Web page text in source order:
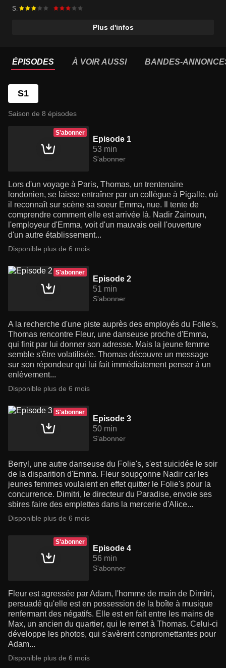
S.
Plus d'infos
ÉPISODES À VOIR AUSSI BANDES-
S1
Saison de 8 épisodes
S'abonner
Episode 1
53 min
S'abonner
Lors d'un voyage à Paris, Thomas, un trentenaire
londonien, se laisse entraîner par un collègue à Pigalle, où
il reconnaît sur scène sa soeur Emma, nue. Il tente de
comprendre comment elle est arrivée là. Nadir Zainoun,
l'employeur d'Emma, voit d'un mauvais oeil l'ouverture
d'un autre établissement...
Disponible plus de 6 mois
S'abonner
Episode 2
51 min
S'abonner
A la recherche d'une piste auprès des employés du Folie's,
Thomas rencontre Fleur, une danseuse proche d'Emma,
qui finit par lui donner son adresse. Mais la jeune femme
semble s'être volatilisée. Thomas découvre un message
sur son répondeur qui lui fait immédiatement penser à un
enlèvement...
Disponible plus de 6 mois
S'abonner
Episode 3
50 min
S'abonner
Berryl, une autre danseuse du Folie's, s'est suicidée le soir
de la disparition d'Emma. Fleur soupçonne Nadir car les
jeunes femmes voulaient en effet quitter le Folie's pour la
concurrence. Dimitri, le directeur du Paradise, envoie ses
sbires faire des emplettes dans la mercerie d'Alice...
Disponible plus de 6 mois
S'abonner
Episode 4
56 min
S'abonner
Fleur est agressée par Adam, l'homme de main de Dimitri,
persuadé qu'elle est en possession de la boîte à musique
renfermant des négatifs. Elle est en fait entre les mains de
Max, un ancien du quartier, qui le remet à Thomas. Celui-ci
développe les photos, qui s'avèrent compromettantes pour
Adam...
Disponible plus de 6 mois